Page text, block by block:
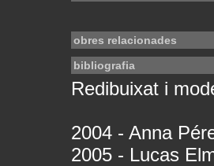
obres relacionades
bibliografia
Redibuixat i
2004 - Anna
2005 - Lucas